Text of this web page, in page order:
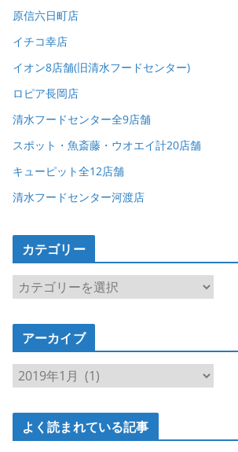
原信六日町店
イチコ幸店
イオン8店舗(旧清水フードセンター)
ロピア長岡店
清水フードセンター全9店舗
スポット・魚斎藤・ウオエイ計20店舗
キューピット全12店舗
清水フードセンター河渡店
カテゴリー
カ
テ
ゴ
ー
アーカイブ
ア
ー
カ
よく読まれている記事